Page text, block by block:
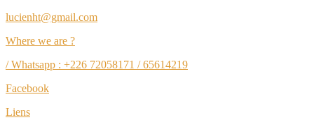
lucienht@gmail.com
Where we are ?
/ Whatsapp : +226 72058171 / 65614219
Facebook
Liens